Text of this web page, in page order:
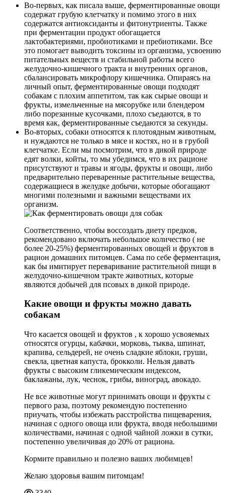
Во-первых, как писала выше, ферментированные овощи
содержат грубую клетчатку и помимо этого в них
содержатся антиоксиданты и фитонутриенты. Также
при ферментации продукт обогащается
лактобактериями, пробиотиками и пребиотиками. Все
это помогает выводить токсины из организма, усвоению
питательных веществ и стабильной работы всего
желудочно-кишечного тракта и внутренних органов,
сбалансировать микрофлору кишечника. Опираясь на
личный опыт, ферментированные овощи подходят
собакам с плохим аппетитом, так как сырые овощи и
фрукты, измельченные на мясорубке или блендером
либо порезанные кусочками, плохо съедаются, в то
время как, ферментированные съедаются за секунды.
Во-вторых, собаки относятся к плотоядным животным,
и нуждаются не только в мясе и костях, но и в грубой
клетчатке. Если мы посмотрим, что в дикой природе
едят волки, койты, то мы убедимся, что в их рационе
присутствуют и травы и ягоды, фрукты и овощи, либо
предварительно переваренные растительные вещества,
содержащиеся в желудке добычи, которые обогащают
многими полезными и важными веществами их
организм.
Соответственно, чтобы воссоздать диету предков,
рекомендовано включать небольшое количество ( не
более 20-25%) ферментированных овощей и фруктов в
рацион домашних питомцев. Сама по себе ферментация,
как бы имитирует переваривание растительной пищи в
желудочно-кишечном тракте животных, которые
являются добычей для псовых в дикой природе.
Какие овощи и фрукты можно давать
собакам
Что касается овощей и фруктов , к хорошо усвояемых
относятся огурцы, кабачки, морковь, тыква, шпинат,
крапива, сельдерей, не очень сладкие яблоки, груши,
свекла, цветная капуста, брокколи. Нельзя давать
фрукты с высоким гликемическим индексом,
баклажаны, лук, чеснок, грибы, виноград, авокадо.
Не все животные могут принимать овощи и фрукты с
первого раза, поэтому рекомендую постепенно
приучать, чтобы избежать расстройства пищеварения,
начиная с одного овоща или фрукта, вводя небольшими
количествами, начиная с одной чайной ложки в сутки,
постепенно увеличивая до 20% от рациона.
Кормите правильно и полезно ваших любимцев!
Желаю здоровья вашим питомцам!